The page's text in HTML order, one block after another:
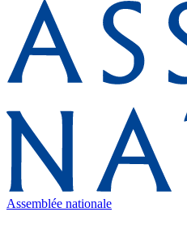
Assemblée nationale